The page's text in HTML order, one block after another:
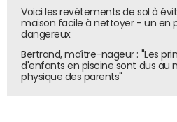
car en tant que business angel,
stage, on s'appuie avant tout sur
gens qui ont une vraie passion
présentent tout de même une
Voici les revêtements de sol à
maison facile à nettoyer - un en
dangereux
Bertrand, maître-nageur : "Les
d'enfants en piscine sont dus au
physique des parents"